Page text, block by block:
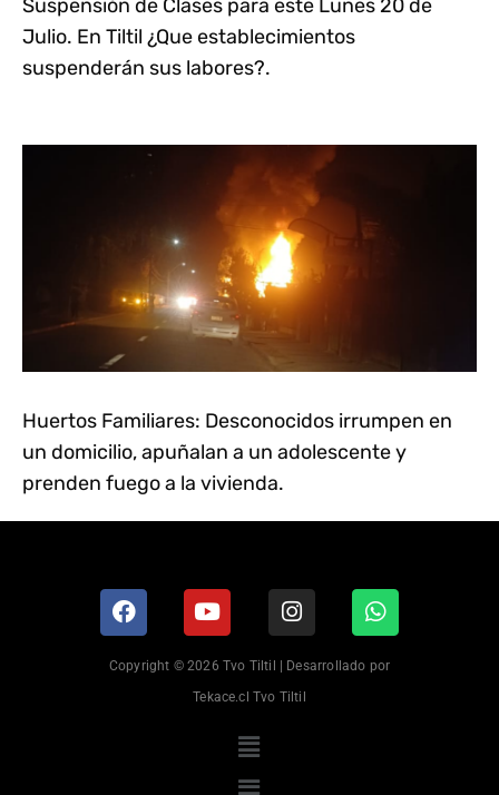
Suspensión de Clases para este Lunes 20 de
Julio. En Tiltil ¿Que establecimientos
suspenderán sus labores?.
Huertos Familiares: Desconocidos irrumpen en
un domicilio, apuñalan a un adolescente y
prenden fuego a la vivienda.
Copyright © 2026 Tvo Tiltil | Desarrollado por
Tekace.cl Tvo Tiltil